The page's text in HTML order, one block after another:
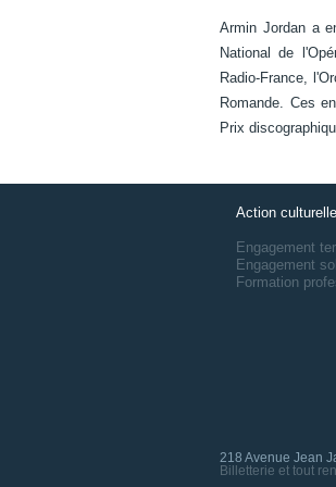
Armin Jordan a
National de
Radio-France,
Romande. Ces
Prix
Action culturelle
Engagement
Engagement
Formation
218 Avenue Jean
Billetterie et tout